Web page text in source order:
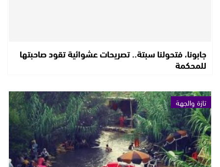
جابونا، فتحولنا سبتة.. تصريحات عشوائية تقود صاحبتها
للمحكمة
تازة والجهة